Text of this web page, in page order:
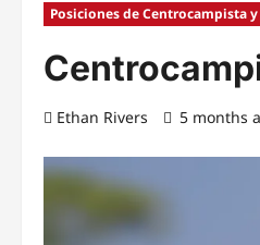
Posiciones de Centrocampista
Ethan Rivers 5 months